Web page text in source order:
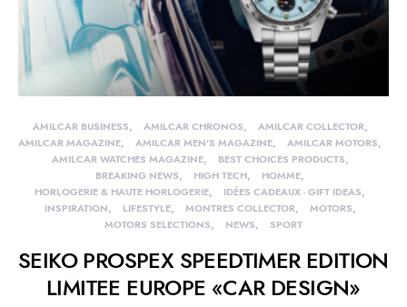
AMILCAR BUSINESS AMILCAR CHRONOS
AMILCAR COLLECTOR
AMILCAR MAGAZINE
AMILCAR MEN'S MAGAZINE
AMILCAR MOTORS
AMILCAR WATCHES MAGAZINE
BEST CHOICES PRODUCTS
BREAKING NEWS
HIGH TECH
HOMME
HORLOGERIE & HAUTE HORLOGERIE
IDÉES CADEAUX - GIFT IDEAS
INSPIRATION
LIFESTYLE MONTRES COLLECTOR
MOTORS
MOTORS SELECTIONS
NEWS SPORT
SEIKO PROSPEX SPEEDTIMER EDITION
LIMITEE EUROPE «CAR DESIGN»